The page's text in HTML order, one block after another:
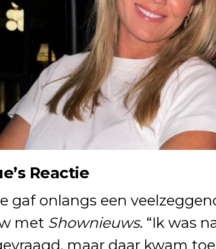
Reactie
gaf onlangs een
met Shownieuws. “Ik was
maar daar kwam